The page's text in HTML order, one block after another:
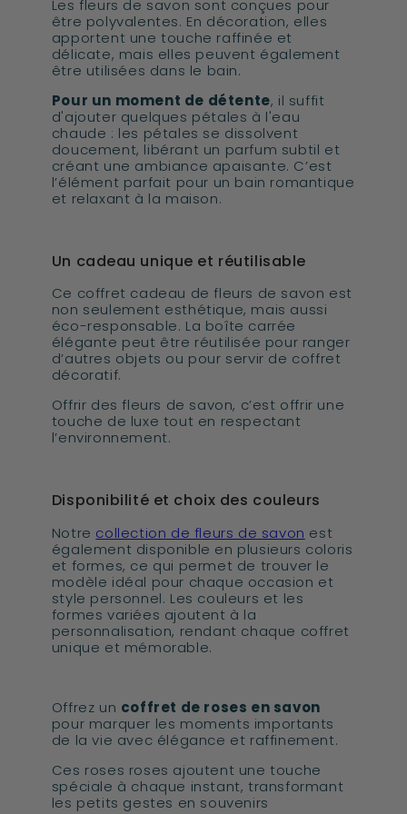
Les fleurs de savon sont conçues pour
être polyvalentes. En décoration, elles
apportent une touche raffinée et
délicate, mais elles peuvent également
être utilisées dans le bain.
Pour un moment de détente, il suffit
d'ajouter quelques pétales à l'eau
chaude : les pétales se dissolvent
doucement, libérant un parfum subtil et
créant une ambiance apaisante. C’est
l’élément parfait pour un bain romantique
et relaxant à la maison.
Un cadeau unique et réutilisable
Ce coffret cadeau de fleurs de savon est
non seulement esthétique, mais aussi
éco-responsable. La boîte carrée
élégante peut être réutilisée pour ranger
d’autres objets ou pour servir de coffret
décoratif.
Offrir des fleurs de savon, c’est offrir une
touche de luxe tout en respectant
l’environnement.
Disponibilité et choix des couleurs
Notre collection de fleurs de savon est
également disponible en plusieurs coloris
et formes, ce qui permet de trouver le
modèle idéal pour chaque occasion et
style personnel. Les couleurs et les
formes variées ajoutent à la
personnalisation, rendant chaque coffret
unique et mémorable.
Offrez un coffret de roses en savon
pour marquer les moments importants
de la vie avec élégance et raffinement.
Ces roses roses ajoutent une touche
spéciale à chaque instant, transformant
les petits gestes en souvenirs